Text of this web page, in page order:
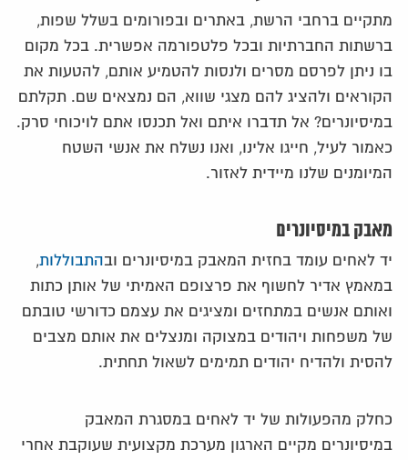
מתקיים ברחבי הרשת, באתרים ובפורומים בשלל שפות,
ברשתות החברתיות ובכל פלטפורמה אפשרית. בכל מקום
בו ניתן לפרסם מסרים ולנסות להטמיע אותם, להטעות את
הקוראים ולהציג להם מצגי שווא, הם נמצאים שם. תקלתם
במיסיונרים? אל תדברו איתם ואל תכנסו אתם לויכוחי סרק.
כאמור לעיל, חייגו אלינו, ואנו נשלח את אנשי השטח
המיומנים שלנו מיידית לאזור.
מאבק במיסיונרים
יד לאחים עומד בחזית המאבק במיסיונרים ובהתבוללות,
במאמץ אדיר לחשוף את פרצופם האמיתי של אותן כתות
ואותם אנשים במתחזים ומציגים את עצמם כדורשי טובתם
של משפחות ויהודים במצוקה ומנצלים את אותם מצבים
להסית ולהדיח יהודים תמימים לשאול תחתית.
כחלק מהפעולות של יד לאחים במסגרת המאבק
במיסיונרים מקיים הארגון מערכת מקצועית שעוקבת אחרי